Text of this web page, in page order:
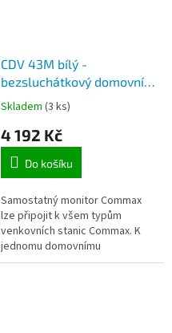
CDV 43M bílý -
bezsluchátkový domovní
videotelefon, LCD displej
4,3 palce - 11cm, dotyková
tlačítka
Skladem (3 ks)
4 192 Kč
Do košíku
Samostatný monitor Commax
lze připojit k všem typům
venkovních stanic Commax. K
jednomu domovnímu
videotelefonu lze připojit 2